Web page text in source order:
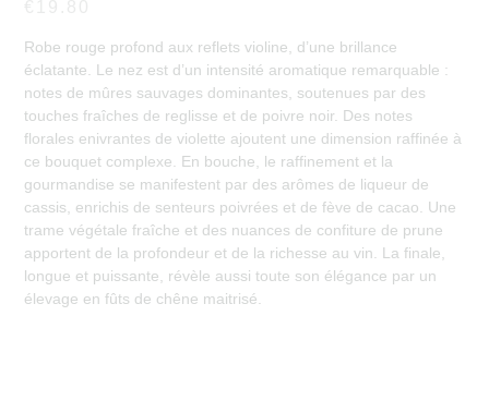
Robe rouge profond aux reflets violine, d’une brillance
éclatante. Le nez est d’un intensité aromatique remarquable :
notes de mûres sauvages dominantes, soutenues par des
touches fraîches de reglisse et de poivre noir. Des notes
florales enivrantes de violette ajoutent une dimension raffinée à
ce bouquet complexe. En bouche, le raffinement et la
gourmandise se manifestent par des arômes de liqueur de
cassis, enrichis de senteurs poivrées et de fève de cacao. Une
trame végétale fraîche et des nuances de confiture de prune
apportent de la profondeur et de la richesse au vin. La finale,
longue et puissante, révèle aussi toute son élégance par un
élevage en fûts de chêne maitrisé.